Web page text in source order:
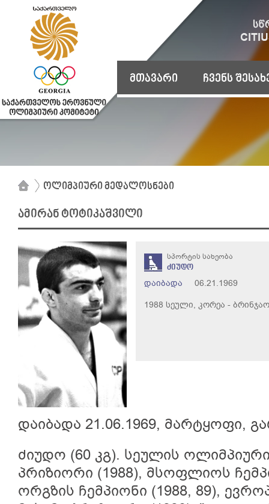
მთავარი ჩვენს
ოლიმპიური მედალოსნები
ამირან ტოტიკაშვილი
სპორტის სახეობა
ძიუდო
დაიბადა 06.21.1969
1988 სეული, კორეა - ბრინჯაო
დაიბადა 21.06.1969, მარტყოფი,
ძიუდო (60 კგ). სეულის ოლიმპიური
პრიზიორი (1988), მსოფლიოს
ორგზის ჩემპიონი (1988, 89),